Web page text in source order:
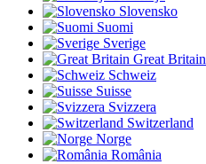
Slovensko
Suomi
Sverige
Great Britain
Schweiz
Suisse
Svizzera
Switzerland
Norge
România